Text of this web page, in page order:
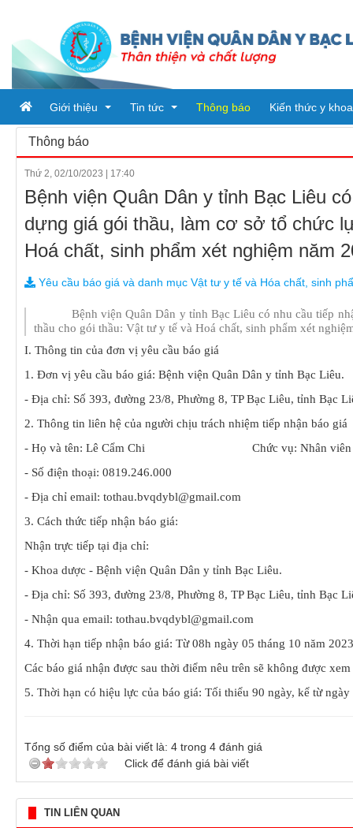
Giới thiệu
Tổ chức bệnh viện
Phòng chức năngPHÒNG HÀNH CHÍNH
PHÒNG KHTH & VTYT
PHÒNG TÀI CHÍNH - KẾ
PHÒNG ĐIỀU DƯỠNG
PHÒNG ĐIỀU DƯỠNG
Khoa KHOA DƯỢC
KHOA KHÁM BỆNH CẤP
KHOA Y học cổ truyền -
KHOA CẬN LÂM SÀNG
KHOA KIỂM SOÁT NHIỄM
KHOA NGOẠI - SẢN
LIÊN CHUYÊN KHOA
Quy trình khám chữa bệnh
Tin tức
Tin tức
Tin tức từ sở y tế
Thông báo Kiến thức y khoa
Thông báo
Thứ 2, 02/10/2023 17:40
Bệnh viện Quân Dân y tỉnh Bạc Liêu
dựng giá gói thầu, làm cơ sở tổ chức
Hoá chất, sinh phẩm xét nghiệm năm
Yêu cầu báo giá và danh mục Vật tư y tế và Hóa chất, sinh
Bệnh viện Quân Dân y tỉnh Bạc Liêu có nhu cầu tiếp
thầu cho gói thầu: Vật tư y tế và Hoá chất, sinh phẩm xét
I. Thông tin của đơn vị yêu cầu báo giá
1. Đơn vị yêu cầu báo giá: Bệnh viện Quân Dân y tỉnh Bạc Liêu.
- Địa chỉ: Số 393, đường 23/8, Phường 8, TP Bạc Liêu, tỉnh Bạc
2. Thông tin liên hệ của người chịu trách nhiệm tiếp nhận báo giá
- Họ và tên: Lê Cẩm Chi Chức vụ: Nhân viên
- Số điện thoại: 0819.246.000
- Địa chỉ email: tothau.bvqdybl@gmail.com
3. Cách thức tiếp nhận báo giá:
Nhận trực tiếp tại địa chỉ:
- Khoa dược - Bệnh viện Quân Dân y tỉnh Bạc Liêu.
- Địa chỉ: Số 393, đường 23/8, Phường 8, TP Bạc Liêu, tỉnh Bạc
- Nhận qua email: tothau.bvqdybl@gmail.com
4. Thời hạn tiếp nhận báo giá: Từ 08h ngày 05 tháng 10 năm
Các báo giá nhận được sau thời điểm nêu trên sẽ không được
5. Thời hạn có hiệu lực của báo giá: Tối thiểu 90 ngày, kể từ
Tổng số điểm của bài viết là: 4 trong 4 đánh giá
Click để đánh giá bài viết
TIN LIÊN QUAN